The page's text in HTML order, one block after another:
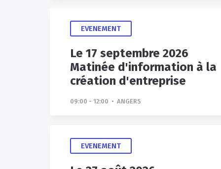
EVENEMENT
Le 17 septembre 2026
Matinée d'information à la
création d'entreprise
09:00 - 12:00 • ANGERS
EVENEMENT